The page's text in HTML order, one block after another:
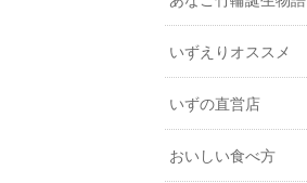
いずえりオススメ
いずの直営店
おいしい食べ方